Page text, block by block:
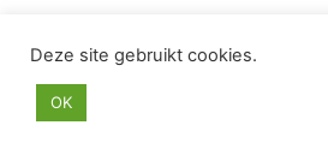
© 2026 Hoe zeg je in het Engels
Deze site gebruikt cookies.
OK